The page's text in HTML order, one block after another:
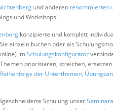
und anderen renommierten
und Workshops!
konzipierte und komplett
einzeln buchen oder als
imSchulungskonfigurator
priorisieren, streichen,
der Unterthemen,
Schulung unser